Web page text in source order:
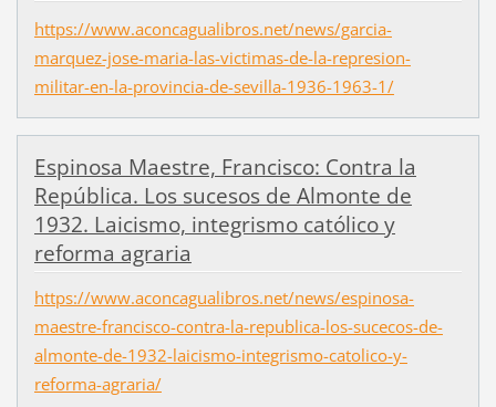
https://www.aconcagualibros.net/news/garcia-
marquez-jose-maria-las-victimas-de-la-represion-
militar-en-la-provincia-de-sevilla-1936-1963-1/
Espinosa Maestre, Francisco: Contra la
República. Los sucesos de Almonte de
1932. Laicismo, integrismo católico y
reforma agraria
https://www.aconcagualibros.net/news/espinosa-
maestre-francisco-contra-la-republica-los-sucecos-de-
almonte-de-1932-laicismo-integrismo-catolico-y-
reforma-agraria/